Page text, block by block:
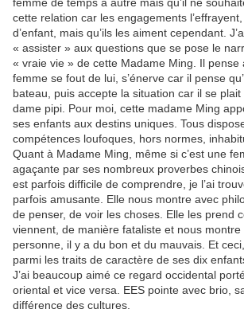
cette relation car les engagements l’effrayent,
d’enfant, mais qu’ils les aiment cependant.
« assister » aux questions que se pose le
« vraie vie » de cette Madame Ming. Il pense
femme se fout de lui, s’énerve car il pense
bateau, puis accepte la situation car il se
dame pipi. Pour moi, cette madame Ming
ses enfants aux destins uniques. Tous
compétences loufoques, hors normes,
Quant à Madame Ming, même si c’est une
agaçante par ses nombreux proverbes
est parfois difficile de comprendre, je l’ai
parfois amusante. Elle nous montre avec
de penser, de voir les choses. Elle les prend
viennent, de manière fataliste et nous
personne, il y a du bon et du mauvais. Et
parmi les traits de caractère de ses dix
J’ai beaucoup aimé ce regard occidental
oriental et vice versa. EES pointe avec brio,
différence des cultures.